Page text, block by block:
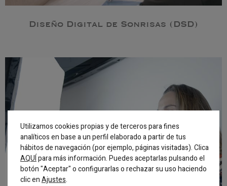
Diseño Digital de Sonrisas (DSD)
Utilizamos cookies propias y de terceros para fines
analíticos en base a un perfil elaborado a partir de tus
hábitos de navegación (por ejemplo, páginas visitadas). Clica
AQUÍpara más información. Puedes aceptarlas pulsando el
botón "Aceptar" o configurarlas o rechazar su uso haciendo
clic enAjustes.